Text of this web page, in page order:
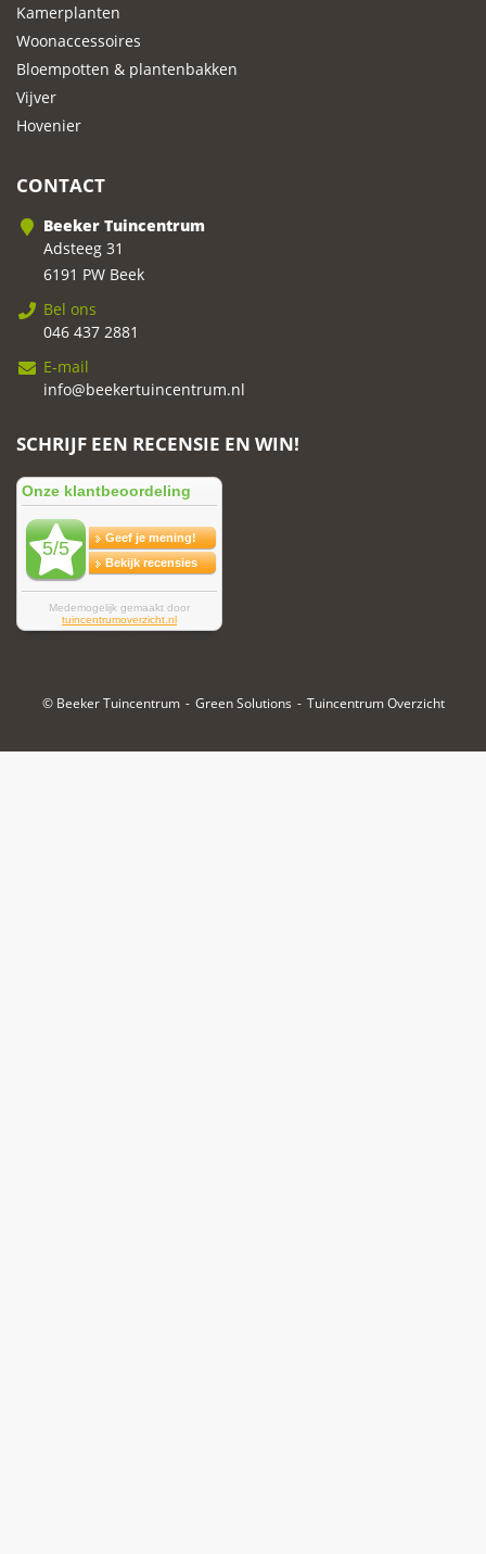
Kamerplanten
Woonaccessoires
Bloempotten & plantenbakken
Vijver
Hovenier
CONTACT
Beeker Tuincentrum
Adsteeg 31
6191 PW Beek
Bel ons
046 437 2881
E-mail
info@beekertuincentrum.nl
SCHRIJF EEN RECENSIE EN WIN!
© Beeker Tuincentrum Green Solutions Tuincentrum Overzicht